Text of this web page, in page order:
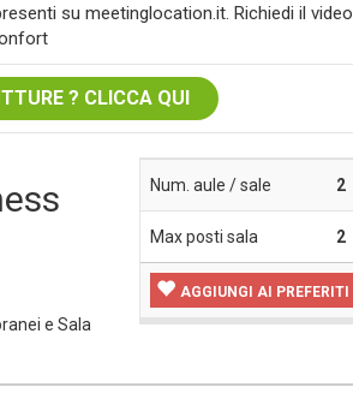
su meetinglocation.it. Richiedi il video
? CLICCA QUI
e Sala
Num. aule / sale 2
Max posti sala 2
AGGIUNGI AI PREFERITI